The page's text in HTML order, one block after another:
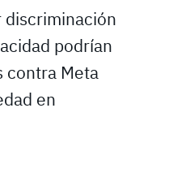
discriminación
podrían
contra Meta
en